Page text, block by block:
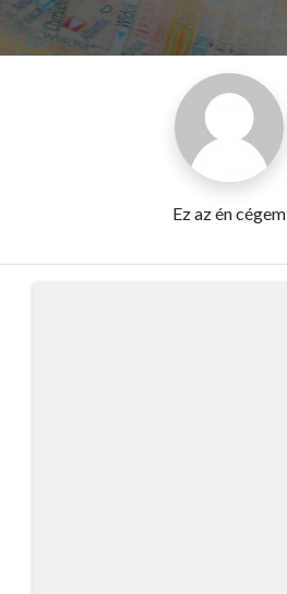
Ez az én cégem